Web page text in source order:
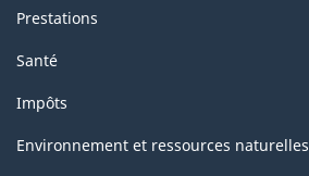
Prestations
Santé
Impôts
Environnement et ressources naturelles